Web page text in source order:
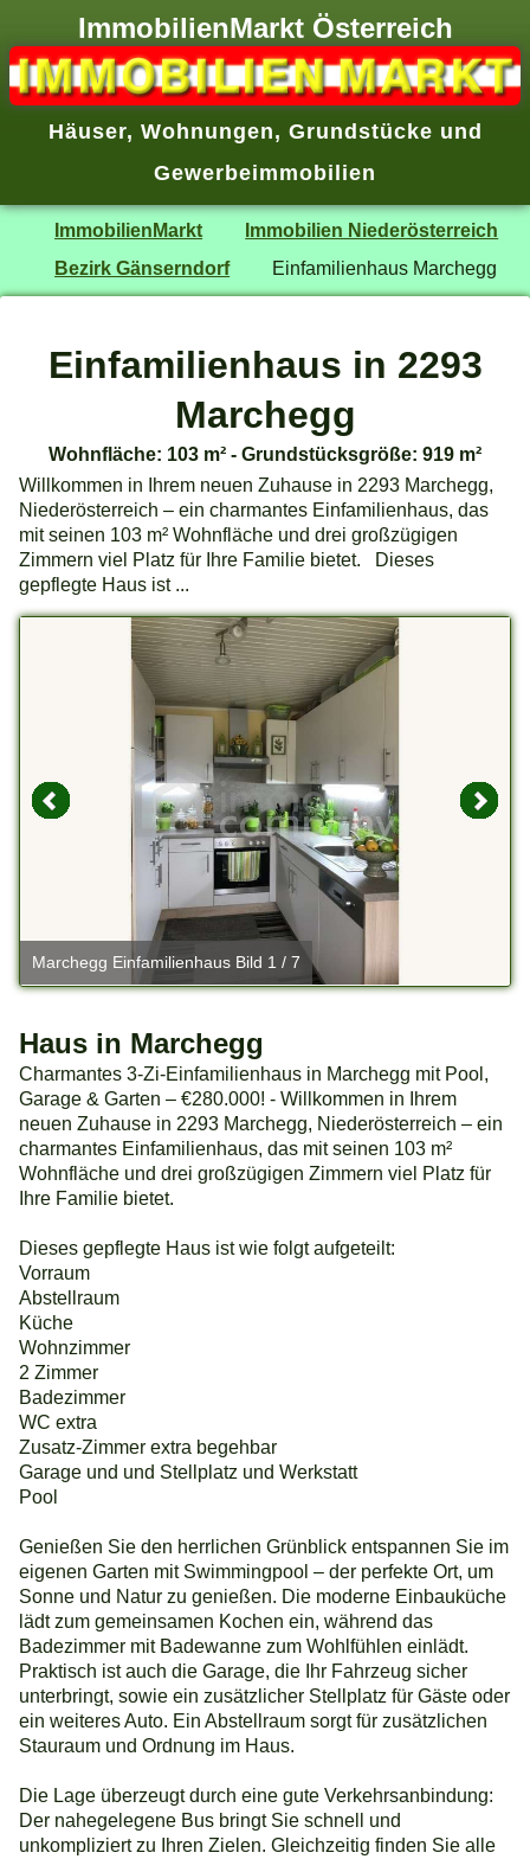
ImmobilienMarkt Österreich
Häuser, Wohnungen, Grundstücke und
Gewerbeimmobilien
ImmobilienMarkt
Immobilien Niederösterreich
Bezirk Gänserndorf
Einfamilienhaus Marchegg
Einfamilienhaus in 2293
Marchegg
Wohnfläche: 103 m² - Grundstücksgröße: 919 m²
Willkommen in Ihrem neuen Zuhause in 2293 Marchegg,
Niederösterreich – ein charmantes Einfamilienhaus, das
mit seinen 103 m² Wohnfläche und drei großzügigen
Zimmern viel Platz für Ihre Familie bietet. Dieses
gepflegte Haus ist ...
Marchegg Einfamilienhaus Bild 1 / 7
Haus in Marchegg
Charmantes 3-Zi-Einfamilienhaus in Marchegg mit Pool,
Garage & Garten – €280.000! - Willkommen in Ihrem
neuen Zuhause in 2293 Marchegg, Niederösterreich – ein
charmantes Einfamilienhaus, das mit seinen 103 m²
Wohnfläche und drei großzügigen Zimmern viel Platz für
Ihre Familie bietet.
Dieses gepflegte Haus ist wie folgt aufgeteilt:
Vorraum
Abstellraum
Küche
Wohnzimmer
2 Zimmer
Badezimmer
WC extra
Zusatz-Zimmer extra begehbar
Garage und und Stellplatz und Werkstatt
Pool
Genießen Sie den herrlichen Grünblick entspannen Sie im
eigenen Garten mit Swimmingpool – der perfekte Ort, um
Sonne und Natur zu genießen. Die moderne Einbauküche
lädt zum gemeinsamen Kochen ein, während das
Badezimmer mit Badewanne zum Wohlfühlen einlädt.
Praktisch ist auch die Garage, die Ihr Fahrzeug sicher
unterbringt, sowie ein zusätzlicher Stellplatz für Gäste oder
ein weiteres Auto. Ein Abstellraum sorgt für zusätzlichen
Stauraum und Ordnung im Haus.
Die Lage überzeugt durch eine gute Verkehrsanbindung:
Der nahegelegene Bus bringt Sie schnell und
unkompliziert zu Ihren Zielen. Gleichzeitig finden Sie alle